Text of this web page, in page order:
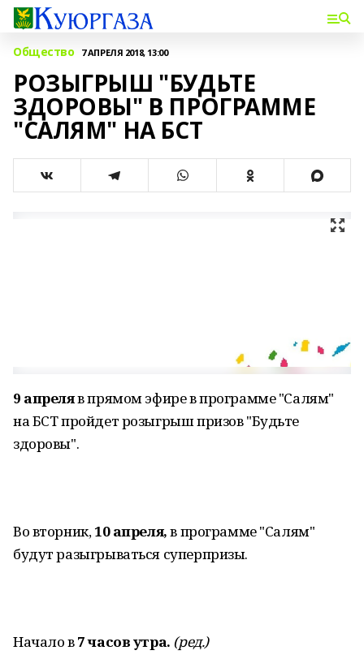
Общество 7 АПРЕЛЯ 2018, 13:00
РОЗЫГРЫШ "БУДЬТЕ
ЗДОРОВЫ" В ПРОГРАММЕ
"САЛЯМ" НА БСТ
9 апреляв прямом эфире в программе "Салям"
на БСТ пройдет розыгрыш призов "Будьте
здоровы".
Во вторник,10 апреля,в программе "Салям"
будут разыгрываться суперпризы.
Начало в7 часов утра. (ред.)